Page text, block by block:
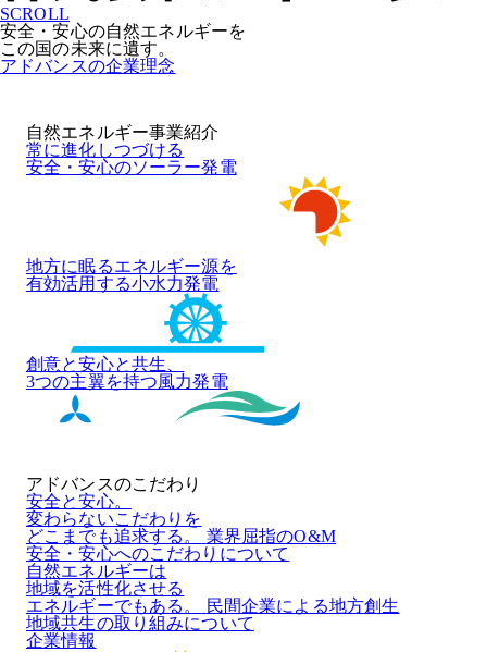
SCROLL
安全・安心の自然エネルギーを
この国の未来に遺す。
アドバンスの企業理念
自然エネルギー事業紹介
常に進化しつづける
安全・安心のソーラー発電
地方に眠るエネルギー源を
有効活用する小水力発電
創意と安心と共生、
3つの主翼を持つ風力発電
アドバンスのこだわり
安全と安心。
変わらないこだわりを
どこまでも追求する。
業界屈指のO&M
安全・安心へのこだわりについて
自然エネルギーは
地域を活性化させる
エネルギーでもある。
民間企業による地方創生
地域共生の取り組みについて
企業情報